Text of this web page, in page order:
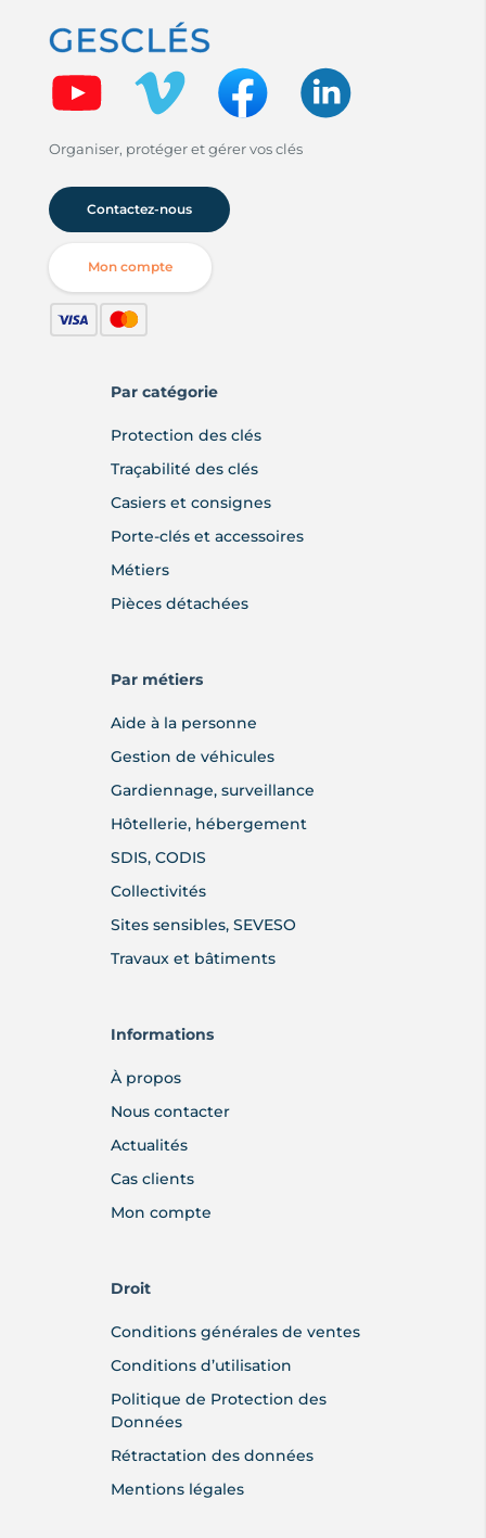
Organiser, protéger et gérer vos clés
Contactez-nous
Mon compte
Par catégorie
Protection des clés
Traçabilité des clés
Casiers et consignes
Porte-clés et accessoires
Métiers
Pièces détachées
Par métiers
Aide à la personne
Gestion de véhicules
Gardiennage, surveillance
Hôtellerie, hébergement
SDIS, CODIS
Collectivités
Sites sensibles, SEVESO
Travaux et bâtiments
Informations
À propos
Nous contacter
Actualités
Cas clients
Mon compte
Droit
Conditions générales de ventes
Conditions d’utilisation
Politique de Protection des
Données
Rétractation des données
Mentions légales